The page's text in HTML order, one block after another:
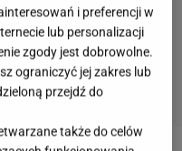
i preferencji w
lub personalizacji
zgody jest dobrowolne.
ograniczyć jej zakres lub
przejdź do
także do celów